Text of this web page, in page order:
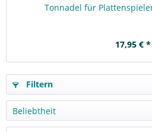
Tonnadel für Plattenspieler
17,95 € *
Filtern